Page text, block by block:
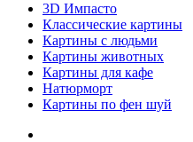
3D Импасто
Классические картины
Картины с людьми
Картины животных
Картины для кафе
Натюрморт
Картины по фен шуй